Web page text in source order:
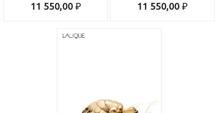
11 550,00 ₽ 11 550,00 ₽